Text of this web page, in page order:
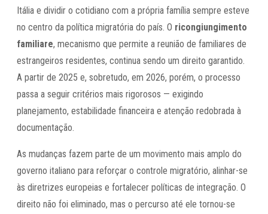
Itália e dividir o cotidiano com a própria família sempre esteve
no centro da política migratória do país. O ricongiungimento
familiare, mecanismo que permite a reunião de familiares de
estrangeiros residentes, continua sendo um direito garantido.
A partir de 2025 e, sobretudo, em 2026, porém, o processo
passa a seguir critérios mais rigorosos — exigindo
planejamento, estabilidade financeira e atenção redobrada à
documentação.
As mudanças fazem parte de um movimento mais amplo do
governo italiano para reforçar o controle migratório, alinhar-se
às diretrizes europeias e fortalecer políticas de integração. O
direito não foi eliminado, mas o percurso até ele tornou-se